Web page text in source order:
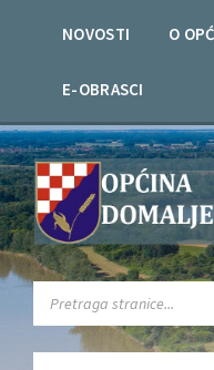
NOVOSTI O
E-OBRASCI
SEARCH: